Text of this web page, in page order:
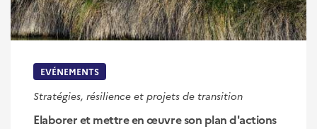
EVÉNEMENTS
Stratégies, résilience et projets de transition
Elaborer et mettre en œuvre son plan d'actions